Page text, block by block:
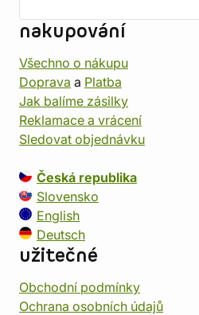
nakupování
Všechno o nákupu
Doprava a Platba
Jak balíme zásilky
Reklamace a vrácení
Sledovat objednávku
Česká republika
Slovensko
English
Deutsch
užitečné
Obchodní podmínky
Ochrana osobních údajů